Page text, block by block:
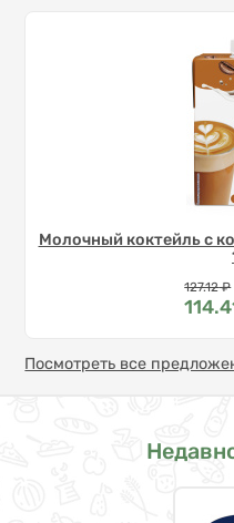
Молочный коктейль с
Цена
127.12 ₽
Посмотреть все